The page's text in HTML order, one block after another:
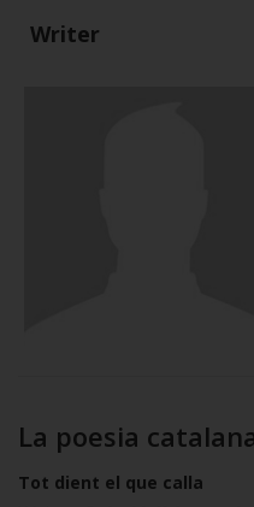
Writer
La poesia
Tot dient el que calla